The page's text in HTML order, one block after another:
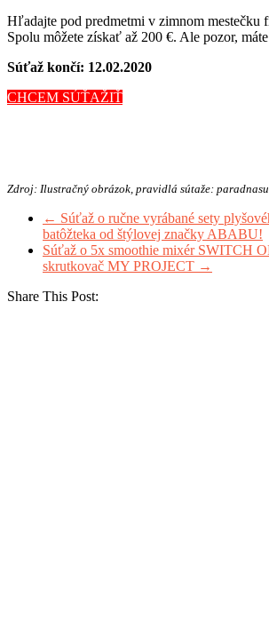
Hľadajte pod predmetmi v zimnom mestečku
Spolu môžete získať až 200 €. Ale pozor,
Súťaž končí: 12.02.2020
CHCEM SÚŤAŽIŤ
Zdroj: Ilustračný obrázok, pravidlá sútaže:
← Súťaž o ručne vyrábané sety
batôžteka od štýlovej značky ABABU!
Súťaž o 5x smoothie mixér SWITCH
skrutkovač MY PROJECT →
Share This Post: